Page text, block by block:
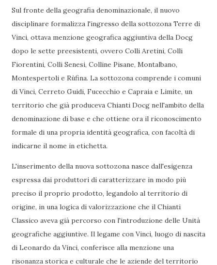
Sul fronte della geografia denominazionale, il nuovo
disciplinare formalizza l'ingresso della sottozona Terre di
Vinci, ottava menzione geografica aggiuntiva della Docg
dopo le sette preesistenti, ovvero Colli Aretini, Colli
Fiorentini, Colli Senesi, Colline Pisane, Montalbano,
Montespertoli e Rùfina. La sottozona comprende i comuni
di Vinci, Cerreto Guidi, Fucecchio e Capraia e Limite, un
territorio che già produceva Chianti Docg nell'ambito della
denominazione di base e che ottiene ora il riconoscimento
formale di una propria identità geografica, con facoltà di
indicarne il nome in etichetta.
L'inserimento della nuova sottozona nasce dall'esigenza
espressa dai produttori di caratterizzare in modo più
preciso il proprio prodotto, legandolo al territorio di
origine, in una logica di valorizzazione che il Chianti
Classico aveva già percorso con l'introduzione delle Unità
geografiche aggiuntive. Il legame con Vinci, luogo di nascita
di Leonardo da Vinci, conferisce alla menzione una
risonanza storica e culturale che le aziende del territorio